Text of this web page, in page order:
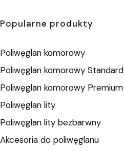
Popularne produkty
Poliwęglan komorowy
Poliwęglan komorowy Standard
Poliwęglan komorowy Premium
Poliwęglan lity
Poliwęglan lity bezbarwny
Akcesoria do poliwęglanu